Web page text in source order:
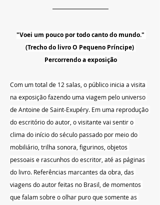
"Voei um pouco por todo canto do mundo."
(Trecho do livro O Pequeno Príncipe)
Percorrendo a exposição
Com um total de 12 salas, o público inicia a visita
na exposição fazendo uma viagem pelo universo
de Antoine de Saint-Exupéry. Em uma reprodução
do escritório do autor, o visitante vai sentir o
clima do início do século passado por meio do
mobiliário, trilha sonora, figurinos, objetos
pessoais e rascunhos do escritor, até as páginas
do livro. Referências marcantes da obra, das
viagens do autor feitas no Brasil, de momentos
que falam sobre o olhar puro que somente as